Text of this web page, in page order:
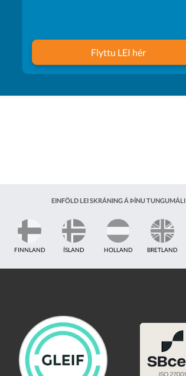
Flyttu LEI hér
EINFÖLD LEI SKRÁNING Á ÞÍNU TUNGUMÁLI
FINNLAND ÍSLAND HOLLAND BRETLAND